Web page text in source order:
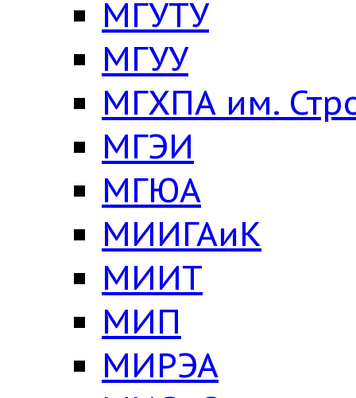
МГУТУ
МГУУ
МГХПА им.
МГЭИ
МГЮА
МИИГАиК
МИИТ
МИП
МИРЭА